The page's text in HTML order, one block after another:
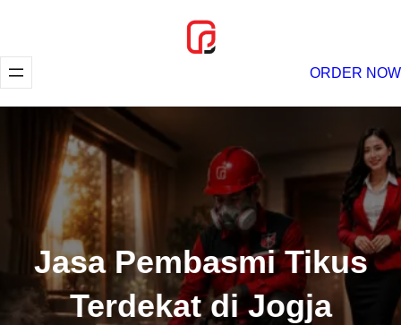
konten
ORDER NOW
Jasa Pembasmi Tikus
Terdekat di Jogja